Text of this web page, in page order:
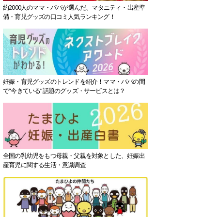
約2000人のママ・パパが選んだ、マタニティ・出産準
備・育児グッズの口コミ人気ランキング！
妊娠・育児グッズのトレンドを紹介！ママ・パパの間
で“今きている”話題のグッズ・サービスとは？
全国の乳幼児をもつ母親・父親を対象とした、妊娠出
産育児に関する生活・意識調査